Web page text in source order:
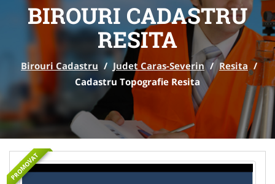
BIROURI CADASTRU
RESITA
Birouri Cadastru / Judet Caras-Severin / Resita /
Cadastru Topografie Resita
PROMOVAT